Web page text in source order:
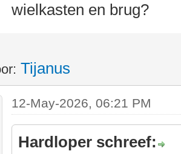
wielkasten en brug?
Tijanus
12-May-2026, 06:21 PM
Hardloper schreef: